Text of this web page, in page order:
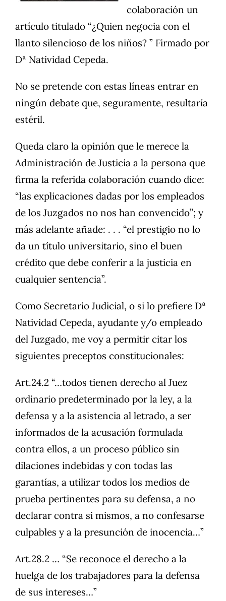
colaboración un
artículo titulado “¿Quien negocia con el
llanto silencioso de los niños? ” Firmado por
Dª Natividad Cepeda.
No se pretende con estas líneas entrar en
ningún debate que, seguramente, resultaría
estéril.
Queda claro la opinión que le merece la
Administración de Justicia a la persona que
firma la referida colaboración cuando dice:
“las explicaciones dadas por los empleados
de los Juzgados no nos han convencido”; y
más adelante añade: . . . “el prestigio no lo
da un título universitario, sino el buen
crédito que debe conferir a la justicia en
cualquier sentencia”.
Como Secretario Judicial, o si lo prefiere Dª
Natividad Cepeda, ayudante y/o empleado
del Juzgado, me voy a permitir citar los
siguientes preceptos constitucionales:
Art.24.2 “…todos tienen derecho al Juez
ordinario predeterminado por la ley, a la
defensa y a la asistencia al letrado, a ser
informados de la acusación formulada
contra ellos, a un proceso público sin
dilaciones indebidas y con todas las
garantías, a utilizar todos los medios de
prueba pertinentes para su defensa, a no
declarar contra si mismos, a no confesarse
culpables y a la presunción de inocencia…”
Art.28.2 … “Se reconoce el derecho a la
huelga de los trabajadores para la defensa
de sus intereses…”